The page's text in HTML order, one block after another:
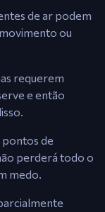
de ar podem
ou
requerem
e então
pontos de
perderá todo o
medo.